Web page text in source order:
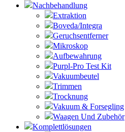
Nachbehandlung
Extraktion
Boveda/Integra
Geruchsentferner
Mikroskop
Aufbewahrung
Purpl-Pro Test Kit
Vakuumbeutel
Trimmen
Trocknung
Vakuum & Forsegling
Waagen Und Zubehör
Komplettlösungen